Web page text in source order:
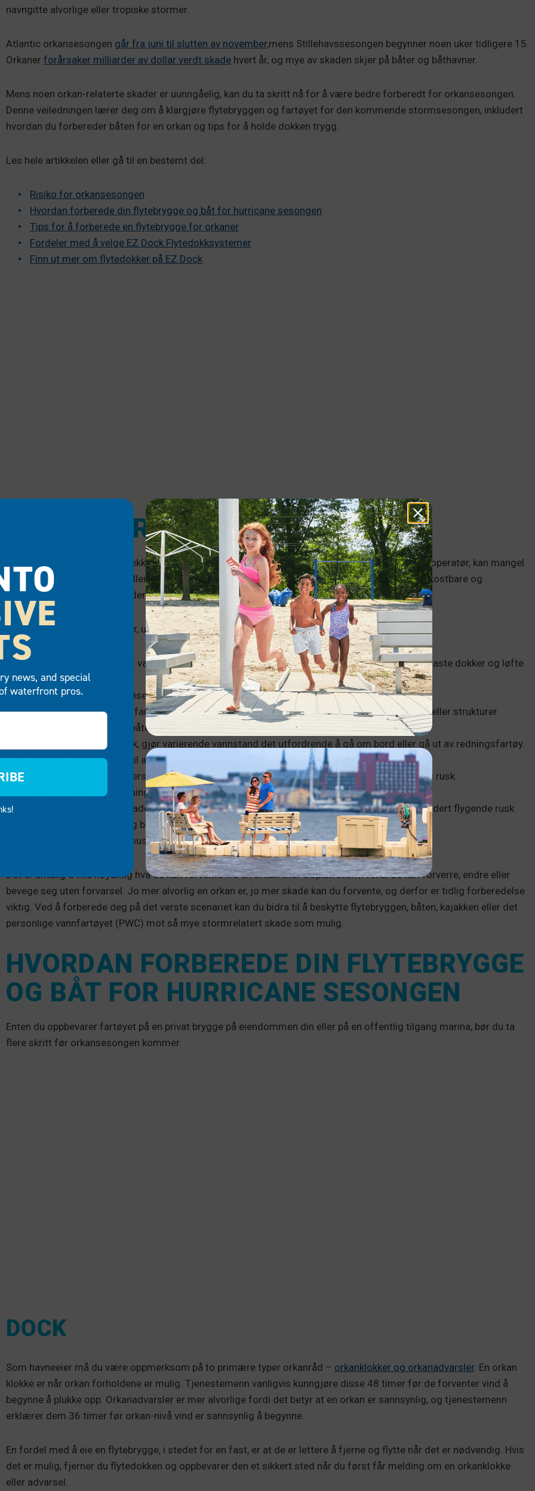
navngitte alvorlige eller tropiske stormer.
Atlantic orkansesongen går fra juni til slutten av november,mens Stillehavssesongen begynner noen uker tidligere 15.
Orkaner forårsaker milliarder av dollar verdt skade hvert år, og mye av skaden skjer på båter og båthavner.
Mens noen orkan-relaterte skader er uunngåelig, kan du ta skritt nå for å være bedre forberedt for orkansesongen.
Denne veiledningen lærer deg om å klargjøre flytebryggen og fartøyet for den kommende stormsesongen, inkludert
hvordan du forbereder båten for en orkan og tips for å holde dokken trygg.
Les hele artikkelen eller gå til en bestemt del:
Risiko for orkansesongen
Hvordan forberede din flytebrygge og båt for hurricane sesongen
Tips for å forberede en flytebrygge for orkaner
Fordeler med å velge EZ Dock Flytedokksystemer
Finn ut mer om flytedokker på EZ Dock
RISIKO FOR ORKANSESONGEN
Orkaner er ansvarlig for en rekke typer eiendom og miljøskader. Hvis du er båtfører eller marinaoperatør, kan mangel
på forberedelse bety forskjellen mellom å beskytte et fartøy og en brygge eller å måtte forene kostbare og
potensielt uopprettelige skader når stormen har passert.
Hvis du er båt- eller havneeier, utgjør orkaner følgende risiko for eiendommen din:
Overspenninger av høyt vann –ofte 10 fot eller høyereunder sterke stormer – kan senke faste dokker og løfte
usikrede fartøy.
Kraftig vind truer seil, løse gjenstander og nærliggende trær eller strukturer.
Vind og regn kan løsne fartøy fra kaien, slik at de kan drive ut til sjøs eller inn i andre båter eller strukturer.
Tunge bølger vil rocke båten frem og tilbake, og truer usikrede gjenstander inne i hytta.
Hvis du har en fast dokk, gjør varierende vannstand det utfordrende å gå om bord eller gå ut av redningsfartøy.
Stormskader kan føre til at båter lekker skadelig drivstoff og olje i vannet.
Kraftig regnvær kan oversvømme fartøy, gjøre dokker glatte og bevege seg rundt skadelig rusk.
Skadede elektriske ledninger og fallende kraftledninger skaper et farlig miljø nær vannet.
Orkaner kan skape tornadoer, noe som gir enda sterkere vind og mer truende forhold, inkludert flygende rusk
som kan skade kaien og båten.
Stormer vekker mye smuss og bakterier, noe som kan gjøre vannet usikkert.
Det er umulig å vite nøyaktig hva du kan forvente fra en orkan eller tropisk storm fordi de kan forverre, endre eller
bevege seg uten forvarsel. Jo mer alvorlig en orkan er, jo mer skade kan du forvente, og derfor er tidlig forberedelse
viktig. Ved å forberede deg på det verste scenariet kan du bidra til å beskytte flytebryggen, båten, kajakken eller det
personlige vannfartøyet (PWC) mot så mye stormrelatert skade som mulig.
HVORDAN FORBEREDE DIN FLYTEBRYGGE
OG BÅT FOR HURRICANE SESONGEN
Enten du oppbevarer fartøyet på en privat brygge på eiendommen din eller på en offentlig tilgang marina, bør du ta
flere skritt før orkansesongen kommer.
DOCK
Som havneeier må du være oppmerksom på to primære typer orkanråd – orkanklokker og orkanadvarsler. En orkan
klokke er når orkan forholdene er mulig. Tjenestemenn vanligvis kunngjøre disse 48 timer før de forventer vind å
begynne å plukke opp. Orkanadvarsler er mer alvorlige fordi det betyr at en orkan er sannsynlig, og tjenestemenn
erklærer dem 36 timer før orkan-nivå vind er sannsynlig å begynne.
En fordel med å eie en flytebrygge, i stedet for en fast, er at de er lettere å fjerne og flytte når det er nødvendig. Hvis
det er mulig, fjerner du flytedokken og oppbevarer den et sikkert sted når du først får melding om en orkanklokke
eller advarsel.
news, and special
waterfront pros.